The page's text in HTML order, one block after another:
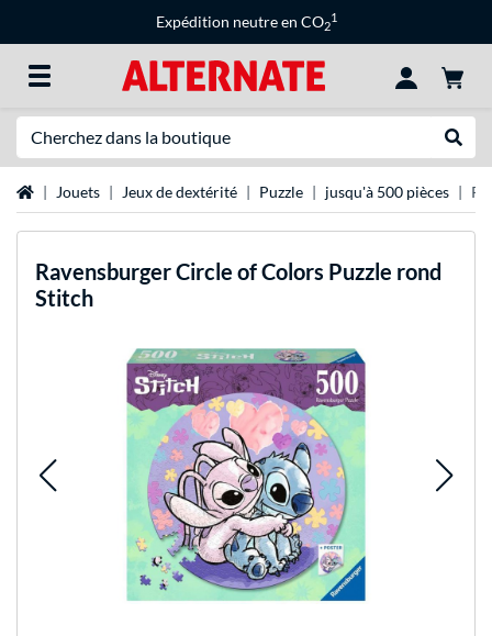
Expédition neutre en CO2
1
Page d'accueil
Jouets Jeux de dextérité Puzzle jusqu'à 500 pièces
RavensburgerCircle of Colors Puzzle rond
Stitch